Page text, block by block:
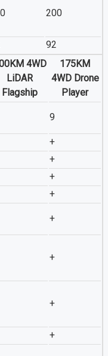
200
92
4WD
LiDAR
Flagship
175KM
4WD Drone
Player
9
+
+
+
+
+
+
+
+